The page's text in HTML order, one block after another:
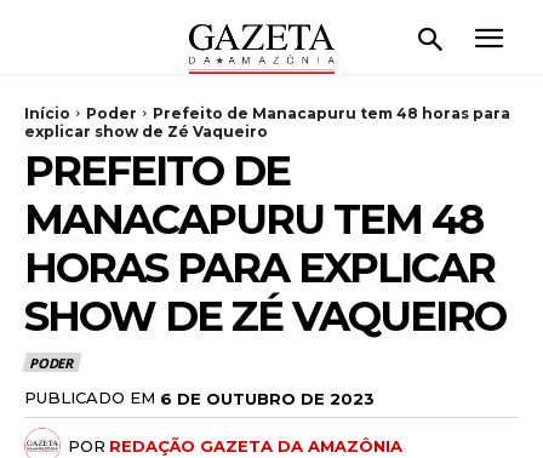
Início Poder
Prefeito de Manacapuru tem 48 horas para
explicar show de Zé Vaqueiro
PREFEITO DE
MANACAPURU TEM 48
HORAS PARA EXPLICAR
SHOW DE ZÉ VAQUEIRO
PODER
PUBLICADO EM 6 DE OUTUBRO DE 2023
POR REDAÇÃO GAZETA DA AMAZÔNIA